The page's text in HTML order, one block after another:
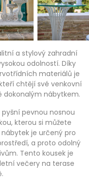
a stylový zahradní
odolností. Díky
materiálů je
chtějí své venkovní
dokonalým nábytkem.
pyšní pevnou nosnou
kterou si můžete
je určený pro
a proto odolný
Tento kousek je
večery na terase